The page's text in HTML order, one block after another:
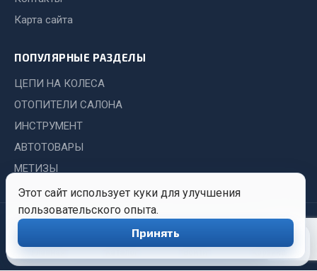
Рулевое управление
Показать ещё
Весь раздел
Тормозная система
Двигатель
Подвеска
Система выпуска газа
Система охлаждения
Этот сайт использует куки для улучшения
пользовательского опыта.
Принять
Карта сайта
ПОПУЛЯРНЫЕ РАЗДЕЛЫ
ЦЕПИ НА КОЛЕСА
ОТОПИТЕЛИ САЛОНА
ИНСТРУМЕНТ
АВТОТОВАРЫ
МЕТИЗЫ
© 2026 Иркутский Центр Политика
конфиденциальности
Обработка